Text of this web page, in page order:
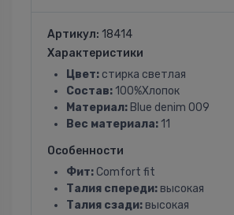
Артикул: 18414
Характеристики
Цвет: стирка светлая
Состав: 100%Хлопок
Материал: Blue denim 009
Вес материала: 11
Особенности
Фит: Comfort fit
Талия спереди: высокая
Талия сзади: высокая